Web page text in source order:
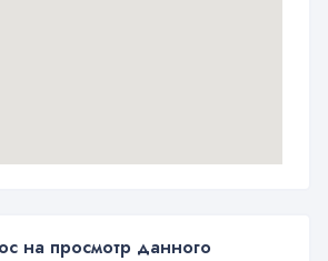
на просмотр данного